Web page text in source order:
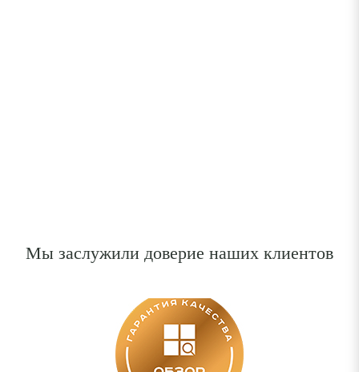
Мы заслужили доверие наших клиентов